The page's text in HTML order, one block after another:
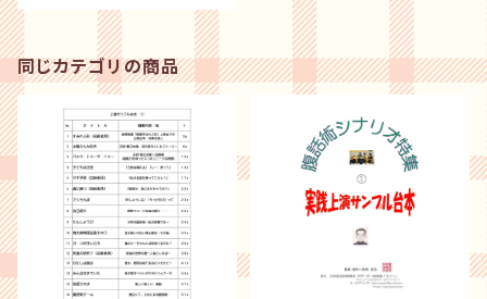
同じカテゴリの商品